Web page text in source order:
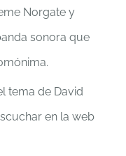
Norgate y
sonora que
tema de David
en la web